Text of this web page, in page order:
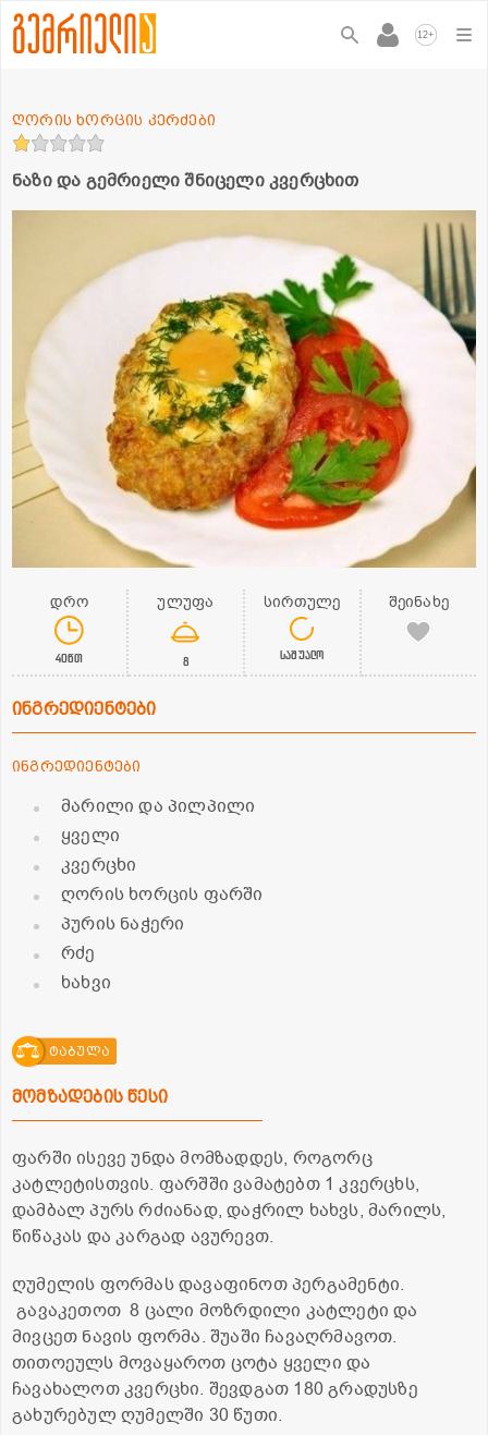
12+
ნაზი და გემრიელი შნიცელი კვერცხით
ღორის ხორცის კერძები
დრო
40წთ
ულუფა
8
სირთულე
საშუალო
შეინახე
ინგრედიენტები
ინგრედიენტები
მარილი და პილპილი
ყველი
კვერცხი
ღორის ხორცის ფარში
პურის ნაჭერი
რძე
ხახვი
ტაბულა
მომზადების წესი
ფარში ისევე უნდა მომზადდეს, როგორც
კატლეტისთვის. ფარშში ვამატებთ 1 კვერცხს,
დამბალ პურს რძიანად, დაჭრილ ხახვს, მარილს,
წიწაკას და კარგად ავურევთ.
ღუმელის ფორმას დავაფინოთ პერგამენტი.
გავაკეთოთ 8 ცალი მოზრდილი კატლეტი და
მივცეთ ნავის ფორმა. შუაში ჩავაღრმავოთ.
თითოეულს მოვაყაროთ ცოტა ყველი და
ჩავახალოთ კვერცხი. შევდგათ 180 გრადუსზე
გახურებულ ღუმელში 30 წუთი.